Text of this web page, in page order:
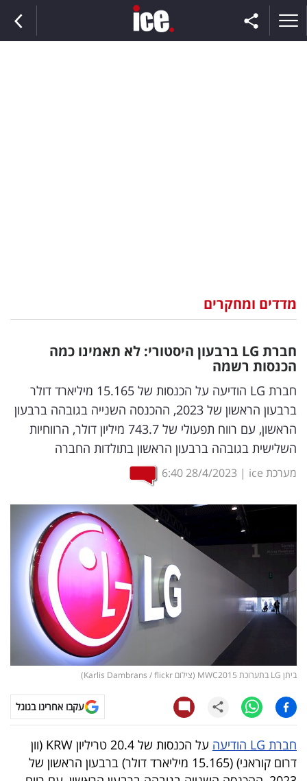
וצרכנות
דיגיטל
וטק
שיווק
ופרסום
משפט
מדדים
ומחקרים
דעות
רכילות
עסקית
ויראלי
טלוויזיה
עסקי
ספורט
מדדים ומחקרים
חברת LG ברבעון היסטורי: לא תאמינו כמה
הכנסות רשמה
חברת LG הודיעה על הכנסות של 15.165 מיליארד דולר
ברבעון הראשון של 2023, ההכנסה השנייה בגובהה ברבעון
הראשון, עם רווח תפעולי של 743.7 מיליון דולר, הרווחיות
השלישית בגובהה ברבעון הראשון בתולדות החברה
מערכת ice |
28/4/2023
6:40
ביתן LG בתערוכת MWC2015 (צילום Karlis Dambrans / flickr)
עקבו אחרינו בגוגל
חברת LG הודיעה
על הכנסות של 20.4 טריליון KRW (וון
דרום קוראני) (15.165 מיליארד דולר) ברבעון הראשון של